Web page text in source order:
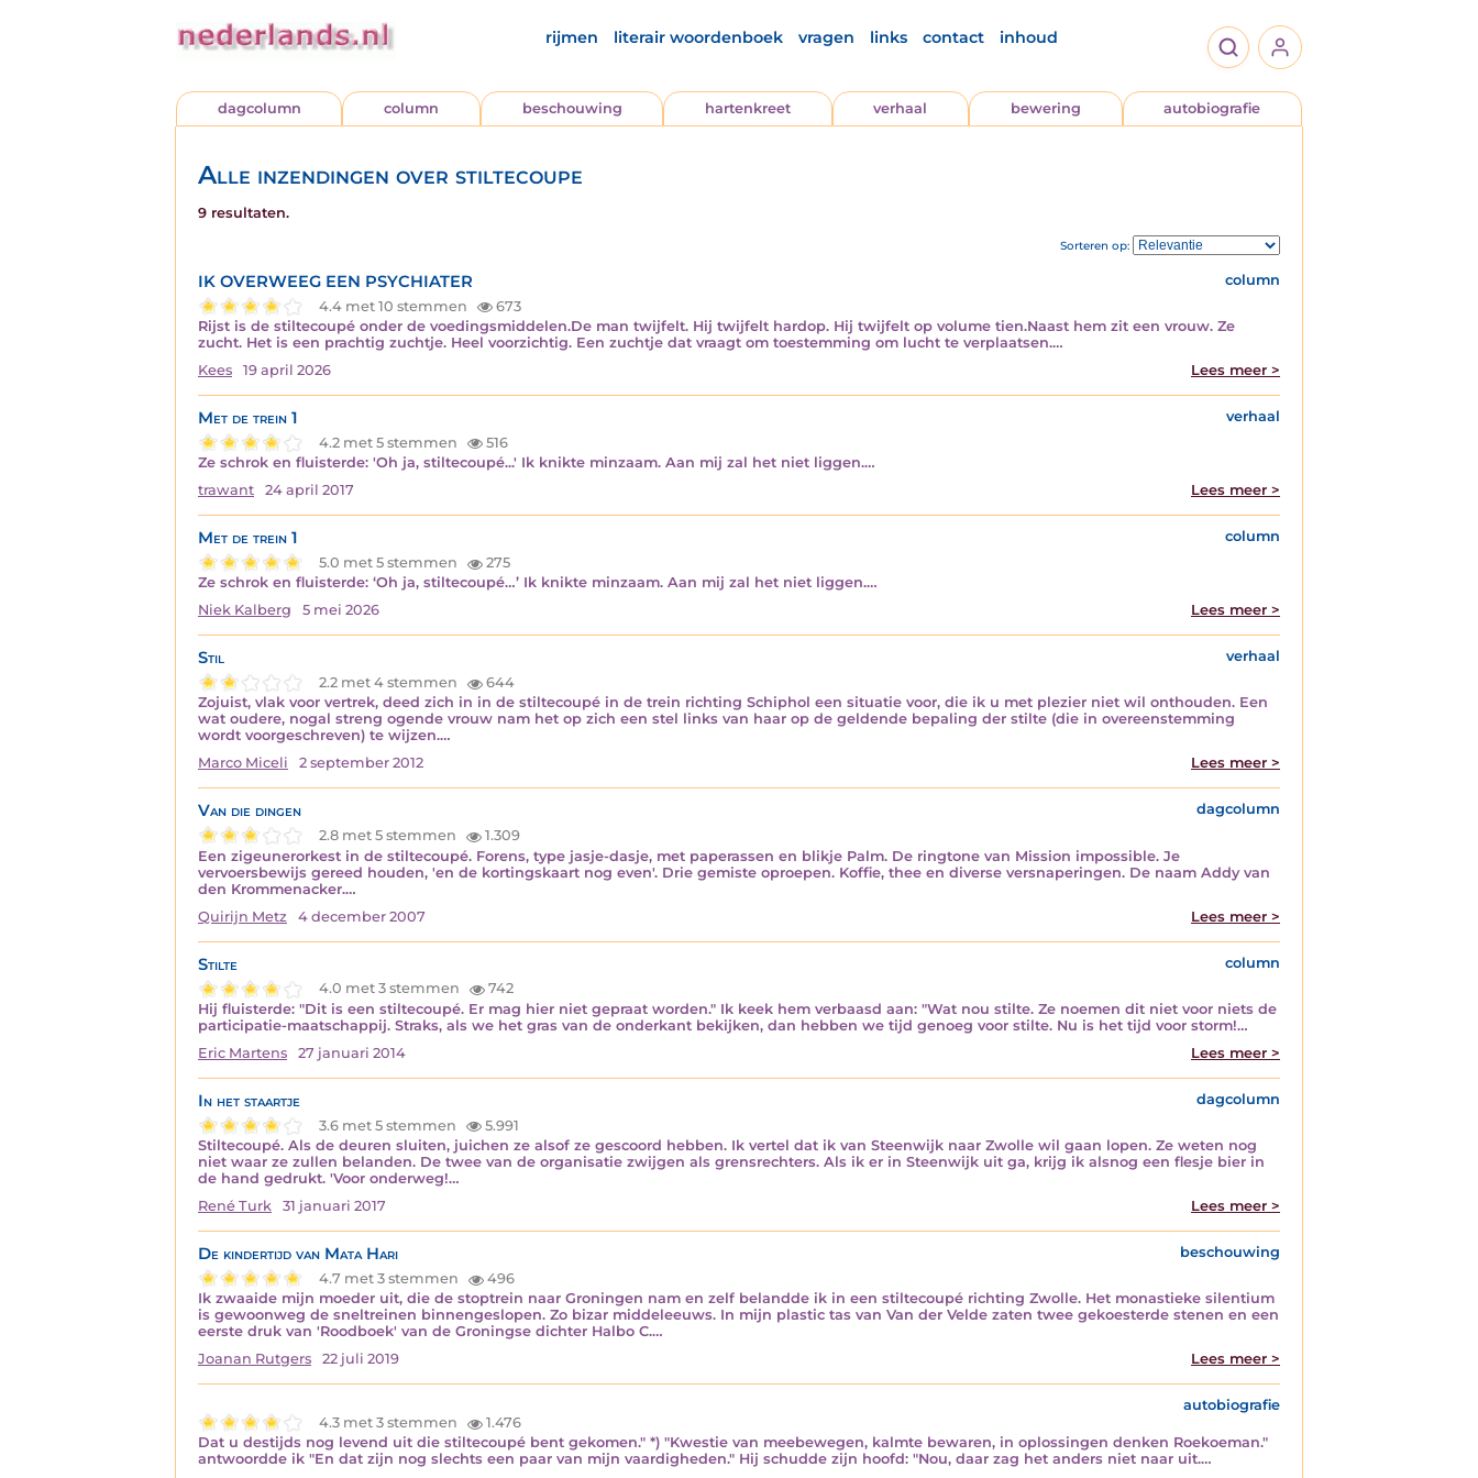
rijmen literair woordenboek vragen links contact inhoud
dagcolumn column beschouwing hartenkreet verhaal bewering autobiografie
Alle inzendingen over stiltecoupe
9 resultaten.
Sorteren op:
IK OVERWEEG EEN PSYCHIATER
column
4.4 met 10 stemmen
673
Rijst is de stiltecoupé onder de voedingsmiddelen. ​De man twijfelt. Hij twijfelt hardop. Hij twijfelt op volume tien. ​Naast hem zit een vrouw. Ze
zucht. Het is een prachtig zuchtje. Heel voorzichtig. Een zuchtje dat vraagt om toestemming om lucht te verplaatsen.…
Kees
19 april 2026 Lees meer >
Met de trein 1
verhaal
4.2 met 5 stemmen
516
Ze schrok en fluisterde: 'Oh ja, stiltecoupé...' Ik knikte minzaam. Aan mij zal het niet liggen.…
trawant
24 april 2017 Lees meer >
Met de trein 1
column
5.0 met 5 stemmen
275
Ze schrok en fluisterde: ‘Oh ja, stiltecoupé…’ Ik knikte minzaam. Aan mij zal het niet liggen.…
Niek Kalberg
5 mei 2026 Lees meer >
Stil
verhaal
2.2 met 4 stemmen
644
Zojuist, vlak voor vertrek, deed zich in in de stiltecoupé in de trein richting Schiphol een situatie voor, die ik u met plezier niet wil onthouden. Een
wat oudere, nogal streng ogende vrouw nam het op zich een stel links van haar op de geldende bepaling der stilte (die in overeenstemming
wordt voorgeschreven) te wijzen.…
Marco Miceli
2 september 2012 Lees meer >
Van die dingen
dagcolumn
2.8 met 5 stemmen
1.309
Een zigeunerorkest in de stiltecoupé. Forens, type jasje-dasje, met paperassen en blikje Palm. De ringtone van Mission impossible. Je
vervoersbewijs gereed houden, 'en de kortingskaart nog even'. Drie gemiste oproepen. Koffie, thee en diverse versnaperingen. De naam Addy van
den Krommenacker.…
Quirijn Metz
4 december 2007 Lees meer >
Stilte
column
4.0 met 3 stemmen
742
Hij fluisterde: "Dit is een stiltecoupé. Er mag hier niet gepraat worden." Ik keek hem verbaasd aan: "Wat nou stilte. Ze noemen dit niet voor niets de
participatie-maatschappij. Straks, als we het gras van de onderkant bekijken, dan hebben we tijd genoeg voor stilte. Nu is het tijd voor storm!…
Eric Martens
27 januari 2014 Lees meer >
In het staartje
dagcolumn
3.6 met 5 stemmen
5.991
Stiltecoupé. Als de deuren sluiten, juichen ze alsof ze gescoord hebben. Ik vertel dat ik van Steenwijk naar Zwolle wil gaan lopen. Ze weten nog
niet waar ze zullen belanden. De twee van de organisatie zwijgen als grensrechters. Als ik er in Steenwijk uit ga, krijg ik alsnog een flesje bier in
de hand gedrukt. 'Voor onderweg!…
René Turk
31 januari 2017 Lees meer >
De kindertijd van Mata Hari
beschouwing
4.7 met 3 stemmen
496
Ik zwaaide mijn moeder uit, die de stoptrein naar Groningen nam en zelf belandde ik in een stiltecoupé richting Zwolle. Het monastieke silentium
is gewoonweg de sneltreinen binnengeslopen. Zo bizar middeleeuws. In mijn plastic tas van Van der Velde zaten twee gekoesterde stenen en een
eerste druk van 'Roodboek' van de Groningse dichter Halbo C.…
Joanan Rutgers
22 juli 2019 Lees meer >
autobiografie
4.3 met 3 stemmen
1.476
Dat u destijds nog levend uit die stiltecoupé bent gekomen." *) "Kwestie van meebewegen, kalmte bewaren, in oplossingen denken Roekoeman."
antwoordde ik "En dat zijn nog slechts een paar van mijn vaardigheden." Hij schudde zijn hoofd: "Nou, daar zag het anders niet naar uit.…